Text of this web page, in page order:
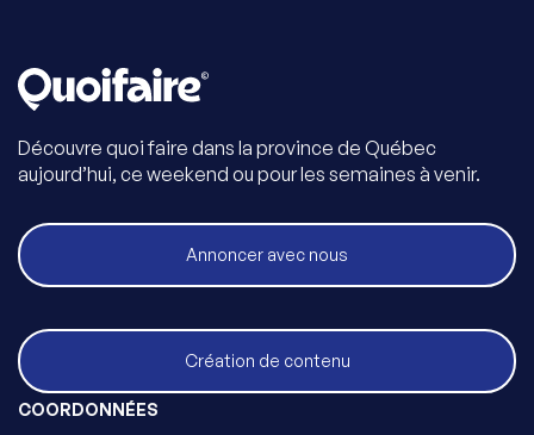
Découvre quoi faire dans la province de Québec
aujourd’hui, ce weekend ou pour les semaines à venir.
Annoncer avec nous
Création de contenu
COORDONNÉES